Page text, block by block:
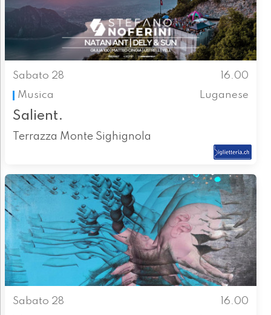
Sabato 28
16.00
Musica
Luganese
Salient.
Terrazza Monte Sighignola
Sabato 28
16.00